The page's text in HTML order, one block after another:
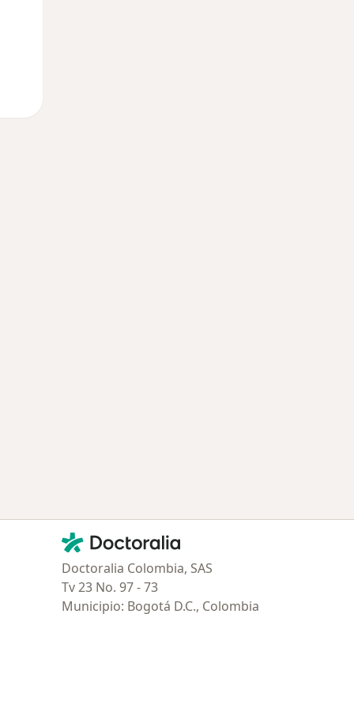
Contacto
Doctoralia - Página de inicio
Doctoralia Colombia, SAS
Tv 23 No. 97 - 73
Municipio: Bogotá D.C., Colombia